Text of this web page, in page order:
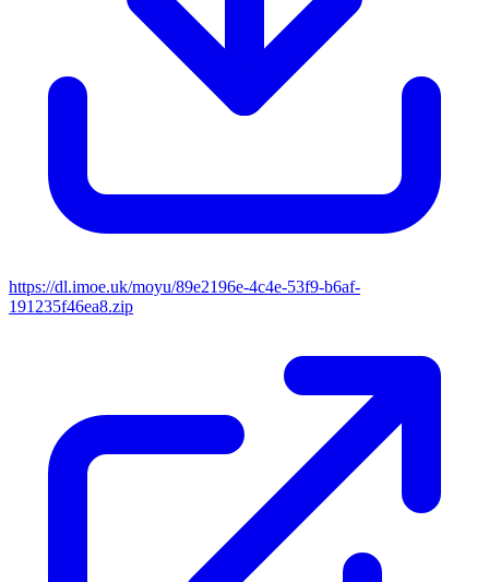
https://dl.imoe.uk/moyu/89e2196e-4c4e-53f9-b6af-
191235f46ea8.zip